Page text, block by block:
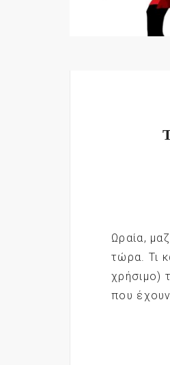
Ωραία,
τώρα. Τι
χρήσιμο)
που έχουν